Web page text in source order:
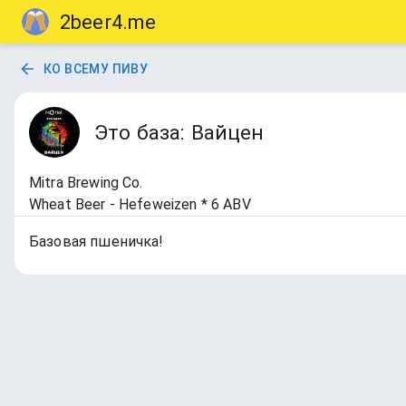
2beer4.me
КО ВСЕМУ ПИВУ
Это база: Вайцен
Mitra Brewing Co.
Wheat Beer - Hefeweizen * 6 ABV
Базовая пшеничка!